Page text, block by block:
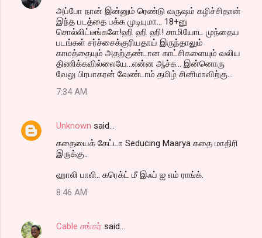
அப்போ நான் இன்னும் ரெண்டு வருஷம் கழிச்சிதான்
இந்த படத்தை பக்க முடியுமா... 18+னு
சொல்லிட்டீங்களே!ஹி ஹி ஹி! சாமியோட முந்தைய
படங்கள் சர்ச்சைக்குரியதாய் இருந்தாலும்
காமத்தையும் அதற்குண்டான காட்சிகளையும் வலிய
திணிக்கவில்லையே...என்ன ஆச்சு... இன்னொரு
வேலு பிரபாகரன் வேண்டாம் தமிழ் சினிமாவிற்கு...
7:34 AM
Unknown said…
கதையைக் கேட்டா Seducing Maarya கதை மாதிரி
இருக்கு..
ஹாலி பாலி.. கரெக்ட் மீ இஃப் ஐ எம் ராங்க்.
8:46 AM
Cable சங்கர் said…